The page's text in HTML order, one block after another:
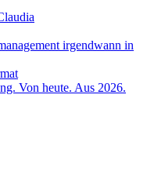
irgendwann in
Von heute. Aus 2026.